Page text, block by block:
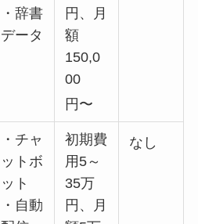
・辞書
データ
円、月
額
150,0
00
円〜
・チャ
ットボ
ット
・自動
初期費
用5～
35万
円、月
なし